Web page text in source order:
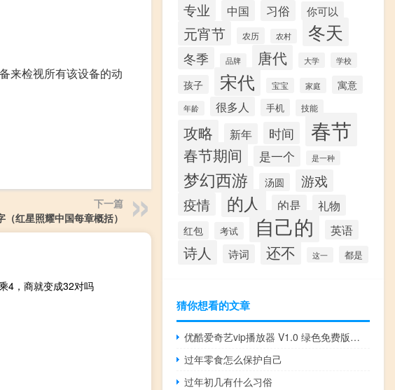
来检视所有该设备的动
下一篇
红星照耀中国每章概括）
4，商就变成32对吗
专业 中国 习俗 你可以
元宵节 农历 农村 冬天
冬季 品牌 唐代 大学 学校
孩子 宋代 宝宝 家庭 寓意
年龄 很多人 手机 技能
攻略 新年 时间 春节
春节期间 是一个 是一种
梦幻西游 汤圆 游戏
疫情 的人 的是 礼物
红包 考试 自己的 英语
诗人 诗词 还不 这一 都是
猜你想看的文章
优酷爱奇艺vip播放器 V1.0 绿色免费版（优酷爱奇艺vip播放器 V1.0 绿色免费版功能简介）
过年零食怎么保护自己
过年初几有什么习俗